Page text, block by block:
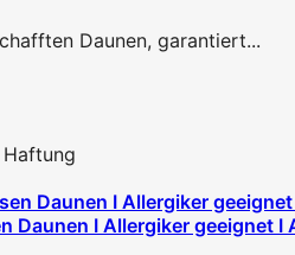
Daunen, garantiert...
I Allergiker geeignet